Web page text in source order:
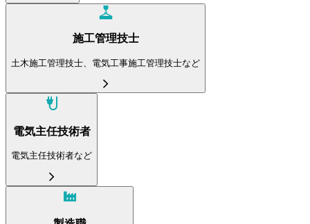
施工管理技士
土木施工管理技士、電気工事施工管理技士など
電気主任技術者
電気主任技術者など